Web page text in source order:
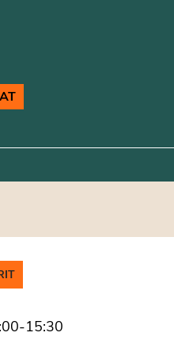
-15:30